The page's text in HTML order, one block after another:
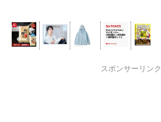
スポンサーリンク